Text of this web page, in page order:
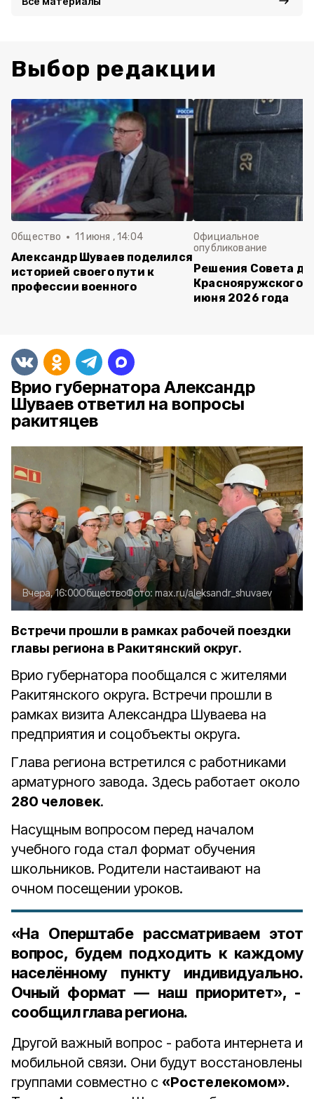
Выбор редакции
Общество 11 июня , 14:04
Александр Шуваев поделился
историей своего пути к
профессии военного
Официальное
опубликование
Решения Совета
Краснояружского
июня 2026 года
Врио губернатора Александр
Шуваев ответил на вопросы
ракитяцев
Вчера, 16:00ОбществоФото: max.ru/aleksandr_shuvaev
Встречи прошли в рамках рабочей поездки
главы региона в Ракитянский округ.
Врио губернатора пообщался с жителями
Ракитянского округа. Встречи прошли в
рамках визита Александра Шуваева на
предприятия и соцобъекты округа.
Глава региона встретился с работниками
арматурного завода. Здесь работает около
280 человек.
Насущным вопросом перед началом
учебного года стал формат обучения
школьников. Родители настаивают на
очном посещении уроков.
«На Оперштабе рассматриваем этот
вопрос, будем подходить к каждому
населённому пункту индивидуально.
Очный формат — наш приоритет», -
сообщил глава региона.
Другой важный вопрос - работа интернета и
мобильной связи. Они будут восстановлены
группами совместно с «Ростелекомом».